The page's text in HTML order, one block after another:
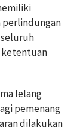
perlindungan
seluruh
ketentuan
lelang
pemenang
dilakukan